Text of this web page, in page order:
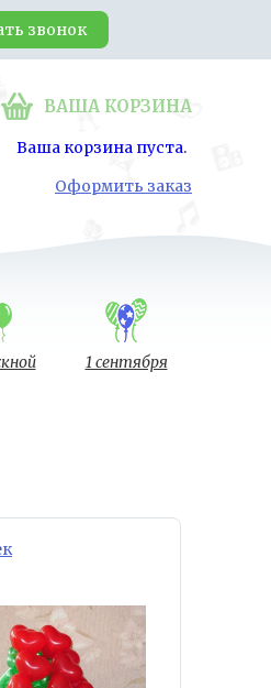
звонок
ВАША КОРЗИНА
Ваша корзина пуста.
Оформить заказ
1 сентября